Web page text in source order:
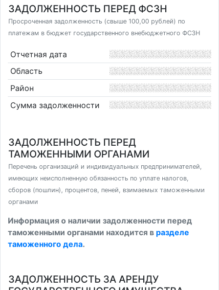
ЗАДОЛЖЕННОСТЬ ПЕРЕД ФСЗН
Просроченная задолженность (свыше 100,00 рублей) по
платежам в бюджет государственного внебюджетного ФСЗН
Отчетная дата
Область
Район
Сумма задолженности
ЗАДОЛЖЕННОСТЬ ПЕРЕД
ТАМОЖЕННЫМИ ОРГАНАМИ
Перечень организаций и индивидуальных предпринимателей,
имеющих неисполненную обязанность по уплате налогов,
сборов (пошлин), процентов, пеней, взимаемых таможенными
органами
Информация о наличии задолженности перед
таможенными органами находится в разделе
таможенного дела.
ЗАДОЛЖЕННОСТЬ ЗА АРЕНДУ